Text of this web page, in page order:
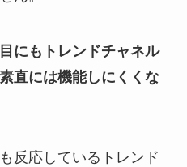
にもトレンドチャネル
直には機能しにくくな
反応しているトレンド